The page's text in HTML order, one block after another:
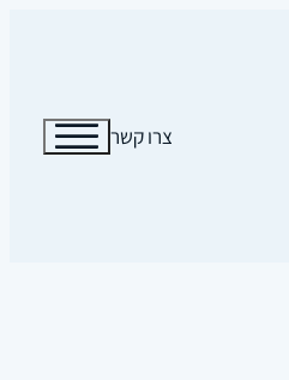
צרו קשר